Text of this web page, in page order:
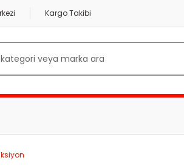
Kargo Takibi